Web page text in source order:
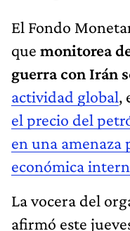
El Fondo
que monitorea
guerra con Irán s
actividad global,
el precio del
en una amenaza
económica
La vocera del
afirmó este